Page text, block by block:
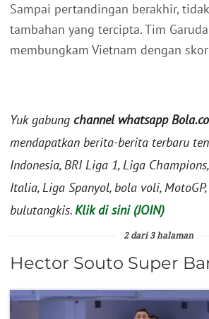
Sampai pertandingan berakhir,
tambahan yang tercipta. Tim
membungkam Vietnam dengan
Yuk gabung channel whatsapp
mendapatkan berita-berita terbaru
Indonesia, BRI Liga 1, Liga
Italia, Liga Spanyol, bola voli,
bulutangkis.Klik di sini (JOIN)
2 dari 3 halaman
Hector Souto Super